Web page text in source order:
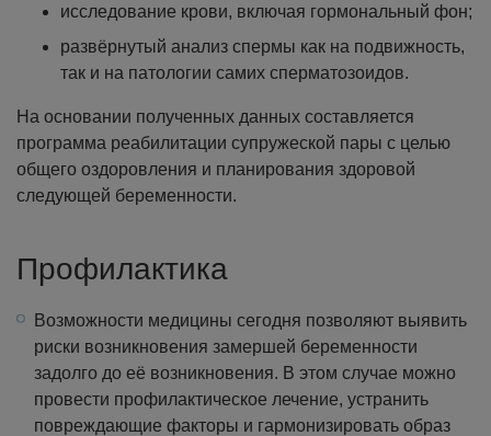
исследование крови, включая гормональный фон;
развёрнутый анализ спермы как на подвижность,
так и на патологии самих сперматозоидов.
На основании полученных данных составляется
программа реабилитации супружеской пары с целью
общего оздоровления и планирования здоровой
следующей беременности.
Профилактика
Возможности медицины сегодня позволяют выявить
риски возникновения замершей беременности
задолго до её возникновения. В этом случае можно
провести профилактическое лечение, устранить
повреждающие факторы и гармонизировать образ